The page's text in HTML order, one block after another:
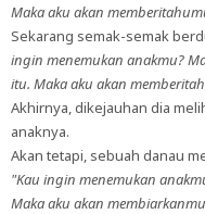
Maka aku akan
Sekarang semak-semak
ingin menemukan anakmu?
itu. Maka aku akan
Akhirnya, dikejauhan dia
anaknya.
Akan tetapi, sebuah danau
"Kau ingin menemukan
Maka aku akan